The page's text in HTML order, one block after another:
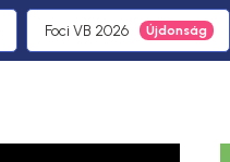
Foci VB 2026